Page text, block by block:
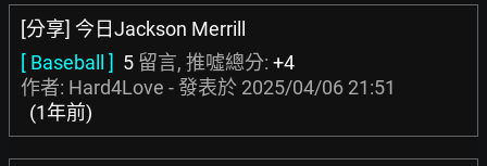
[分享] 今日Jackson Merrill
[ Baseball ] 5 留言, 推噓總分: +4
作者: Hard4Love - 發表於 2025/04/06 21:51
(1年前)